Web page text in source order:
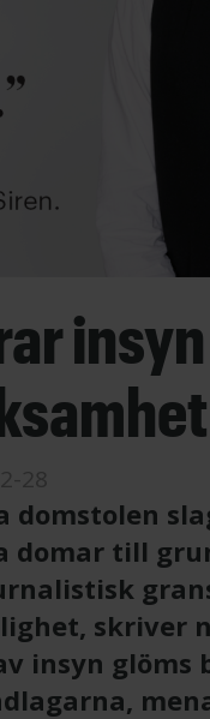
domstolen
domar till
skriver
insyn glöms